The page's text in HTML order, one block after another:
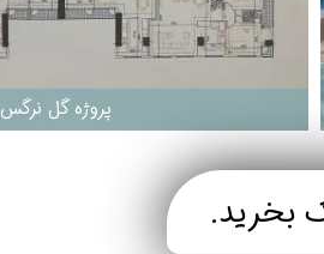
پروژه هزاره سوم
پروژه اسپرلوس
پروژه نارنج 8
پروژه رومنس
ارتش
پروژه گل نرگس